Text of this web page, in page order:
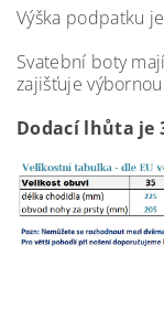
Výška podpatku
Svatební boty
zajišťuje
Dodací lhůta je